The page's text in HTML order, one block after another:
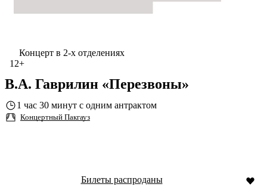
Концерт в 2-х отделениях
12+
В.А. Гаврилин «Перезвоны»
1 час 30 минут с одним антрактом
Концертный Пакгауз
Билеты распроданы